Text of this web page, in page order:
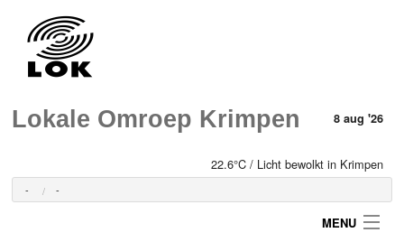
Lokale Omroep Krimpen 8 aug '26
22.6°C / Licht bewolkt in Krimpen
- -
MENU